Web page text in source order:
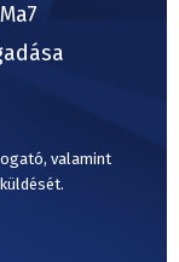
valamint